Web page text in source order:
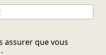
assurer que vous